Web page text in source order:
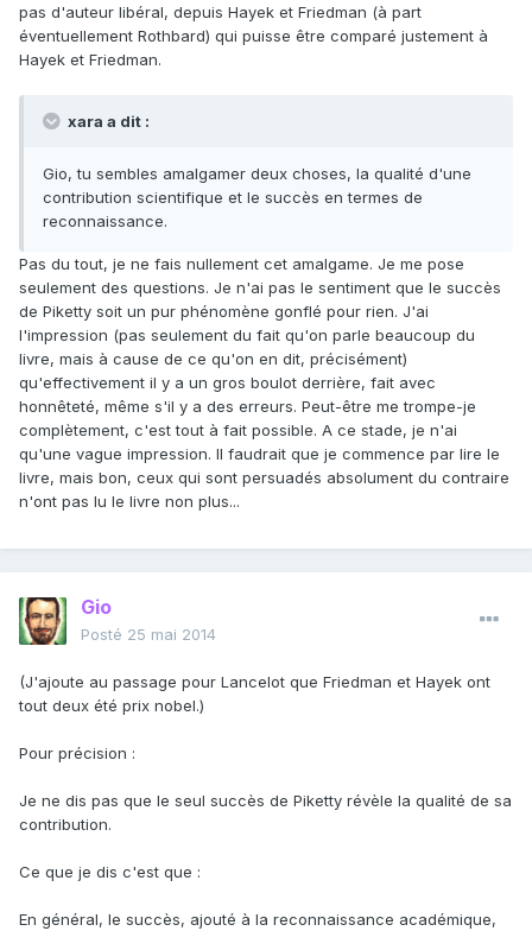
pas d'auteur libéral, depuis Hayek et Friedman (à part
éventuellement Rothbard) qui puisse être comparé justement à
Hayek et Friedman.
xara a dit :
Gio, tu sembles amalgamer deux choses, la qualité d'une
contribution scientifique et le succès en termes de
reconnaissance.
Pas du tout, je ne fais nullement cet amalgame. Je me pose
seulement des questions. Je n'ai pas le sentiment que le succès
de Piketty soit un pur phénomène gonflé pour rien. J'ai
l'impression (pas seulement du fait qu'on parle beaucoup du
livre, mais à cause de ce qu'on en dit, précisément)
qu'effectivement il y a un gros boulot derrière, fait avec
honnêteté, même s'il y a des erreurs. Peut-être me trompe-je
complètement, c'est tout à fait possible. A ce stade, je n'ai
qu'une vague impression. Il faudrait que je commence par lire le
livre, mais bon, ceux qui sont persuadés absolument du contraire
n'ont pas lu le livre non plus...
Gio
Posté 25 mai 2014
(J'ajoute au passage pour Lancelot que Friedman et Hayek ont
tout deux été prix nobel.)
Pour précision :
Je ne dis pas que le seul succès de Piketty révèle la qualité de sa
contribution.
Ce que je dis c'est que :
En général, le succès, ajouté à la reconnaissance académique,